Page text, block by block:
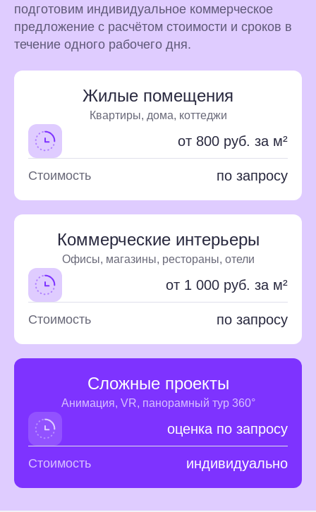
подготовим индивидуальное коммерческое
предложение с расчётом стоимости и сроков в
течение одного рабочего дня.
Жилые помещения
Квартиры, дома, коттеджи
от 800 руб. за м²
Стоимость по запросу
Коммерческие интерьеры
Офисы, магазины, рестораны, отели
от 1 000 руб. за м²
Стоимость по запросу
Сложные проекты
Анимация, VR, панорамный тур 360°
оценка по запросу
Стоимость индивидуально